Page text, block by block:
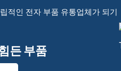
적인 전자 부품 유통업체가 되기
든 부품